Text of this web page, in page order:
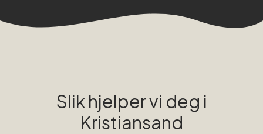
Slik hjelper vi deg i
Kristiansand